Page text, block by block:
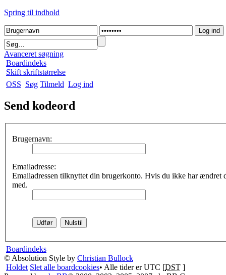
Spring til indhold
Avanceret søgning
Boardindeks
Skift skriftstørrelse
OSS Søg Tilmeld Log ind
Send kodeord
Brugernavn:
Emailadresse:
Emailadressen tilknyttet din brugerkonto. Hvis du ikke har ændret
med.
Boardindeks
© Absolution Style by Christian Bullock
Holdet Slet alle boardcookies• Alle tider er UTC [DST ]